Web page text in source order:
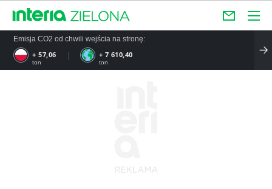
Emisja CO2 od chwili wejścia na stronę:
+ 57,06
ton
+ 7 610,40
ton